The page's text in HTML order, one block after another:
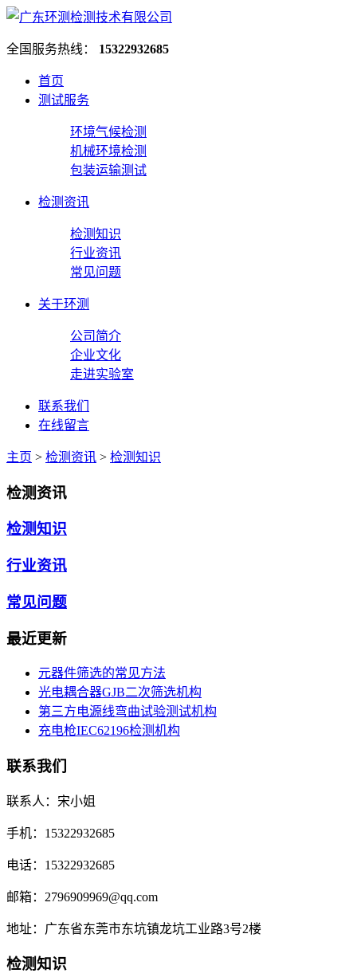
全国服务热线： 15322932685
首页
测试服务
环境气候检测
机械环境检测
包装运输测试
检测资讯
检测知识
行业资讯
常见问题
关于环测
公司简介
企业文化
走进实验室
联系我们
在线留言
主页 > 检测资讯 > 检测知识
检测资讯
检测知识
行业资讯
常见问题
最近更新
元器件筛选的常见方法
光电耦合器GJB二次筛选机构
第三方电源线弯曲试验测试机构
充电枪IEC62196检测机构
联系我们
联系人：宋小姐
手机：15322932685
电话：15322932685
邮箱：2796909969@qq.com
地址：广东省东莞市东坑镇龙坑工业路3号2楼
检测知识